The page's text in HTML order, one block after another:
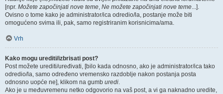
[npr. Možete započinjati nove teme, Ne možete započinjati nove teme...].
Ovisno o tome kako je administrator/ica odredio/la, postanje može biti
omogućeno svima ili, pak, samo registriranim korisnicima/ama.
Vrh
Kako mogu urediti/izbrisati post?
Post možete urediti/uređivati, [bilo kada odnosno, ako je administrator/ica tako
odredio/la, samo određeno vremensko razdoblje nakon postanja posta
odnosno uopće ne], klikom na gumb uredi.
Ako je u međuvremenu netko odgovorio na vaš post, a vi ga naknadno uredite,